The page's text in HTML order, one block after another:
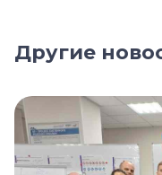
Другие